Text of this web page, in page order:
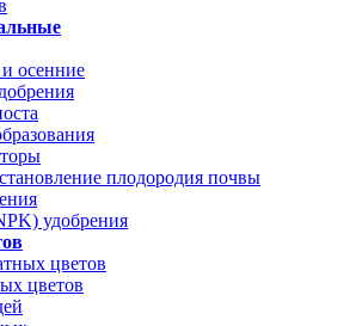
осенние
плодородия почвы
удобрения
цветов
цветов